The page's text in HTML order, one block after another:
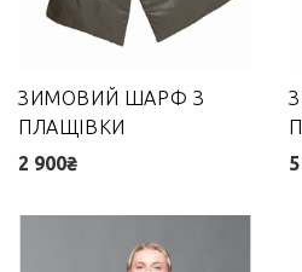
ЗИМОВИЙ ШАРФ З
ПЛАЩІВКИ
2 900₴